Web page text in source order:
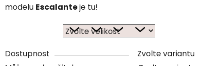
modelu Escalanteje tu!
Dostupnost
Zvolte variantu